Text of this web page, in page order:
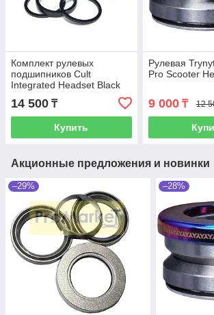
Комплект рулевых
подшипников Cult
Integrated Headset Black
14 500 ₸
Купить
Рулевая
Pro Scooter
9 000₸ 12
Акционные предложения и новинки
–29% –28%